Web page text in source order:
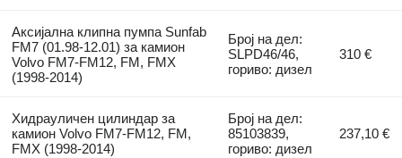
Аксијална клипна пумпа Sunfab
FM7 (01.98-12.01) за камион
Volvo FM7-FM12, FM, FMX
(1998-2014)
Број на дел:
SLPD46/46,
гориво: дизел
310 €
Хидрауличен цилиндар за
камион Volvo FM7-FM12, FM,
FMX (1998-2014)
Број на дел:
85103839,
гориво: дизел
237,10 €